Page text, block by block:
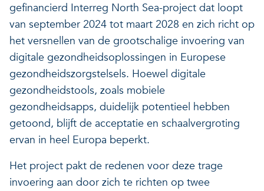
Veerkrachtige ecosystemen
Een gezonde leefomgeving
gefinancierd Interreg North Sea-project dat loopt
van september 2024 tot maart 2028 en zich richt op
het versnellen van de grootschalige invoering van
digitale gezondheidsoplossingen in Europese
gezondheidszorgstelsels. Hoewel digitale
gezondheidstools, zoals mobiele
gezondheidsapps, duidelijk potentieel hebben
getoond, blijft de acceptatie en schaalvergroting
ervan in heel Europa beperkt.
Het project pakt de redenen voor deze trage
invoering aan door zich te richten op twee